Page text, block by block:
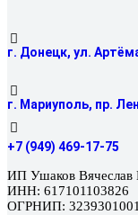
г. Донецк, ул.
г. Мариуполь, пр.
+7 (949) 469-17-75
ИП Ушаков Вячеслав
ИНН: 617101103826
ОГРНИП: